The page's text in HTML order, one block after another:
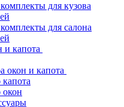
для кузова
для салона
и капота
окон и капота
окон